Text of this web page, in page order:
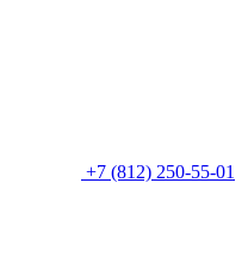
+7 (812) 250-55-01